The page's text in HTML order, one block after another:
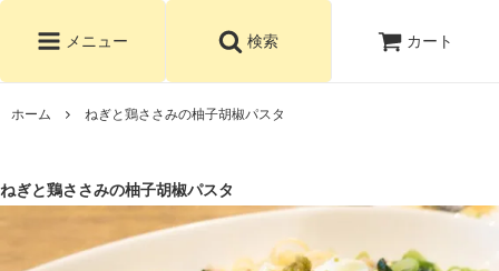
メニュー 検索 カート
ホーム ねぎと鶏ささみの柚子胡椒パスタ
ねぎと鶏ささみの柚子胡椒パスタ